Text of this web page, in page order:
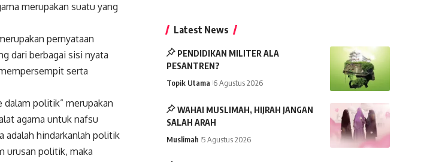
merupakan suatu yang
pernyataan
dari berbagai sisi nyata
serta
dalam politik” merupakan
agama untuk nafsu
adalah hindarkanlah politik
urusan politik, maka
Latest News
PENDIDIKAN MILITER ALA
PESANTREN?
Topik Utama 6 Agustus 2026
WAHAI MUSLIMAH, HIJRAH JANGAN
SALAH ARAH
Muslimah 5 Agustus 2026